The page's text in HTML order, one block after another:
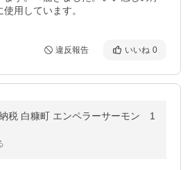
用しています。
違反報告 いいね 0
税 白糠町 エンペラーサーモン 1